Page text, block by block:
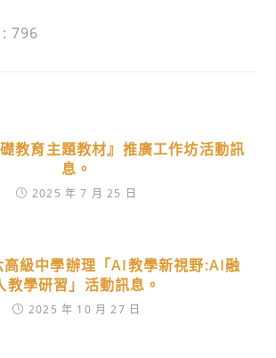
796
教育主題教材』推廣工作坊活動訊
息。
2025 年 7 月 25 日
高級中學辦理「AI教學新視野:AI融
教學研習」活動訊息。
2025 年 10 月 27 日